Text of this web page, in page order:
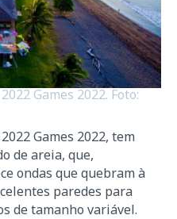
Games 2022. Foto:
Games 2022, tem
de areia, que,
ondas que quebram à
paredes para
de tamanho variável.